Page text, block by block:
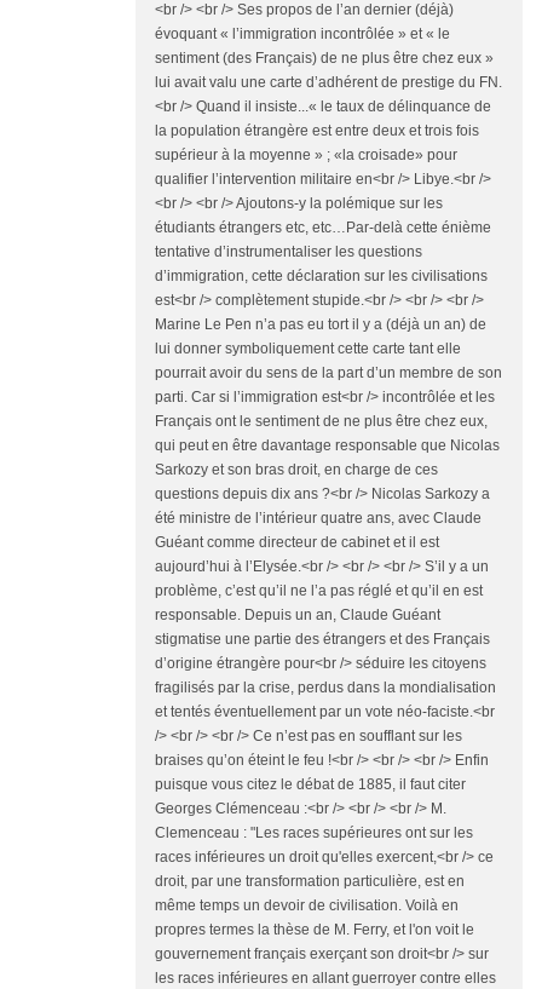
<br /> <br /> Ses propos de l’an dernier (déjà)
évoquant « l’immigration incontrôlée » et « le
sentiment (des Français) de ne plus être chez eux »
lui avait valu une carte d’adhérent de prestige du FN.
<br /> Quand il insiste...« le taux de délinquance de
la population étrangère est entre deux et trois fois
supérieur à la moyenne » ; «la croisade» pour
qualifier l’intervention militaire en<br /> Libye.<br />
<br /> <br /> Ajoutons-y la polémique sur les
étudiants étrangers etc, etc…Par-delà cette énième
tentative d’instrumentaliser les questions
d’immigration, cette déclaration sur les civilisations
est<br /> complètement stupide.<br /> <br /> <br />
Marine Le Pen n’a pas eu tort il y a (déjà un an) de
lui donner symboliquement cette carte tant elle
pourrait avoir du sens de la part d’un membre de son
parti. Car si l’immigration est<br /> incontrôlée et les
Français ont le sentiment de ne plus être chez eux,
qui peut en être davantage responsable que Nicolas
Sarkozy et son bras droit, en charge de ces
questions depuis dix ans ?<br /> Nicolas Sarkozy a
été ministre de l’intérieur quatre ans, avec Claude
Guéant comme directeur de cabinet et il est
aujourd’hui à l’Elysée.<br /> <br /> <br /> S’il y a un
problème, c’est qu’il ne l’a pas réglé et qu’il en est
responsable. Depuis un an, Claude Guéant
stigmatise une partie des étrangers et des Français
d’origine étrangère pour<br /> séduire les citoyens
fragilisés par la crise, perdus dans la mondialisation
et tentés éventuellement par un vote néo-faciste.<br
/> <br /> <br /> Ce n’est pas en soufflant sur les
braises qu’on éteint le feu !<br /> <br /> <br /> Enfin
puisque vous citez le débat de 1885, il faut citer
Georges Clémenceau :<br /> <br /> <br /> M.
Clemenceau : "Les races supérieures ont sur les
races inférieures un droit qu'elles exercent,<br /> ce
droit, par une transformation particulière, est en
même temps un devoir de civilisation. Voilà en
propres termes la thèse de M. Ferry, et l'on voit le
gouvernement français exerçant son droit<br /> sur
les races inférieures en allant guerroyer contre elles